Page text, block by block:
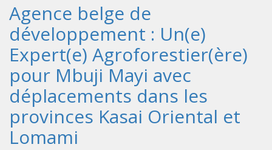
Agence belge de
développement : Un(e)
Expert(e) Agroforestier(ère)
pour Mbuji Mayi avec
déplacements dans les
provinces Kasai Oriental et
Lomami